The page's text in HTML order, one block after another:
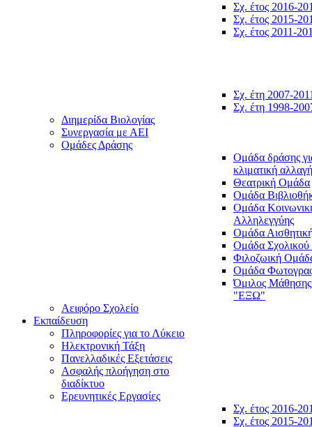
Σχ. έτος 2016-
Σχ. έτος 2015-
Σχ. έτος 2011-
Σχ. έτη 2007-
Σχ. έτη 1998-
Διημερίδα Βιολογίας
Συνεργασία με ΑΕΙ
Ομάδες Δράσης
Ομάδα δράσης
κλιματική αλλαγή
Θεατρική Ομάδα
Ομάδα
Ομάδα
Αλληλεγγύης
Ομάδα
Ομάδα
Φιλοζωική
Ομάδα
Όμιλος Μάθησης
"ΕΞΩ"
Αειφόρο Σχολείο
Εκπαίδευση
Πληροφορίες για το Λύκειο
Ηλεκτρονική Τάξη
Πανελλαδικές Εξετάσεις
Ασφαλής πλοήγηση στο
διαδίκτυο
Ερευνητικές Εργασίες
Σχ. έτος 2016-
Σχ. έτος 2015-